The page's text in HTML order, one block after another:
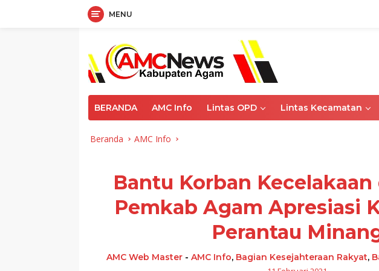
MENU
BERANDA AMC Info Lintas OPD Lintas Kecamatan
Beranda AMC Info
Bantu Korban
Pemkab Agam Apresiasi
Perantau
AMC Web Master -AMC Info, Bagian Kesejahteraan Rakyat,